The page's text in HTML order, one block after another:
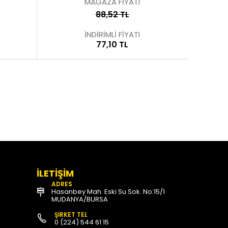
88,52 TL
İNDİRİMLİ FİYATI
77,10 TL
İLETİŞİM
ADRES
Hasanbey Mah. Eski Su Sok. No:15/1
MUDANYA/BURSA
ŞİRKET TEL
0 (224) 544 61 15